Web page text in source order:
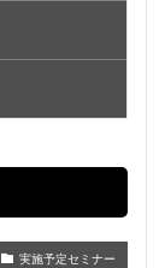
実施予定セミナー